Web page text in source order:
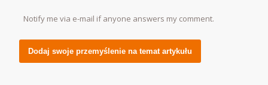
Notify me via e-mail if anyone answers my comment.